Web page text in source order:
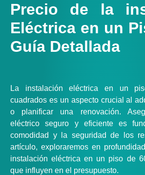
Precio de la
Eléctrica en un
Guía Detallada
La instalación eléctrica en un
cuadrados es un aspecto crucial al
o planificar una renovación.
eléctrico seguro y eficiente es
comodidad y la seguridad de los
artículo, exploraremos en
instalación eléctrica en un piso de
que influyen en el presupuesto.